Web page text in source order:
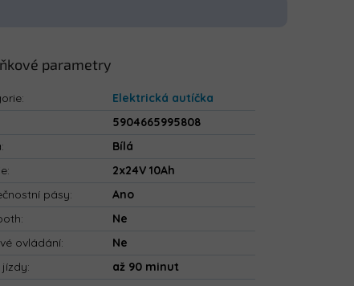
parametry
:
Elektrická autíčka
5904665995808
:
Bílá
:
2x24V 10Ah
pásy:
Ano
:
Ne
ovládání:
Ne
:
až 90 minut